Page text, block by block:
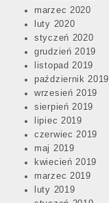
marzec 2020
luty 2020
styczeń 2020
grudzień 2019
listopad 2019
październik 2019
wrzesień 2019
sierpień 2019
lipiec 2019
czerwiec 2019
maj 2019
kwiecień 2019
marzec 2019
luty 2019